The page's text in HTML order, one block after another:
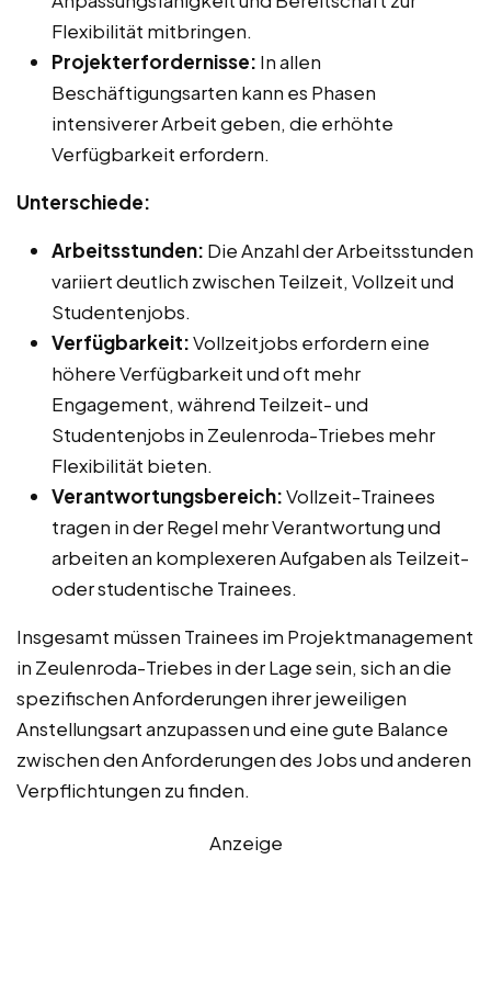
Flexibilität mitbringen.
Projekterfordernisse: In allen
Beschäftigungsarten kann es Phasen
intensiverer Arbeit geben, die erhöhte
Verfügbarkeit erfordern.
Unterschiede:
Arbeitsstunden: Die Anzahl der Arbeitsstunden
variiert deutlich zwischen Teilzeit, Vollzeit und
Studentenjobs.
Verfügbarkeit:Vollzeitjobs erfordern eine
höhere Verfügbarkeit und oft mehr
Engagement, während Teilzeit- und
Studentenjobs in Zeulenroda-Triebes mehr
Flexibilität bieten.
Verantwortungsbereich:Vollzeit-Trainees
tragen in der Regel mehr Verantwortung und
arbeiten an komplexeren Aufgaben als Teilzeit-
oder studentische Trainees.
Insgesamt müssen Trainees im Projektmanagement
in Zeulenroda-Triebes in der Lage sein, sich an die
spezifischen Anforderungen ihrer jeweiligen
Anstellungsart anzupassen und eine gute Balance
zwischen den Anforderungen des Jobs und anderen
Verpflichtungen zu finden.
Anzeige